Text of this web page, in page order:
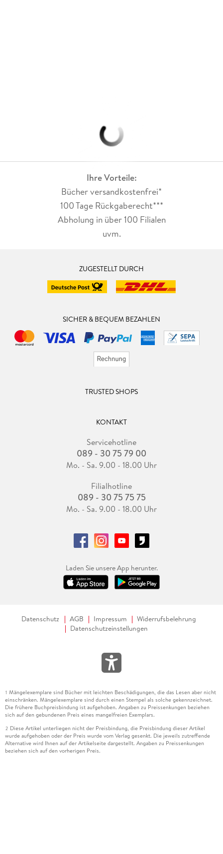
Ihre Vorteile:
Bücher versandkostenfrei*
100 Tage Rückgaberecht***
Abholung in über 100 Filialen
uvm.
ZUGESTELLT DURCH
SICHER & BEQUEM BEZAHLEN
TRUSTED SHOPS
KONTAKT
Servicehotline
089 - 30 75 79 00
Mo. - Sa. 9.00 - 18.00 Uhr
Filialhotline
089 - 30 75 75 75
Mo. - Sa. 9.00 - 18.00 Uhr
Laden Sie unsere App herunter.
Datenschutz AGB Impressum
Widerrufsbelehrung
Datenschutzeinstellungen
1 Mängelexemplare sind Bücher mit leichten Beschädigungen, die das Lesen aber nicht
einschränken. Mängelexemplare sind durch einen Stempel als solche gekennzeichnet.
Die frühere Buchpreisbindung ist aufgehoben. Angaben zu Preissenkungen beziehen
sich auf den gebundenen Preis eines mangelfreien Exemplars.
2 Diese Artikel unterliegen nicht der Preisbindung, die Preisbindung dieser Artikel
wurde aufgehoben oder der Preis wurde vom Verlag gesenkt. Die jeweils zutreffende
Alternative wird Ihnen auf der Artikelseite dargestellt. Angaben zu Preissenkungen
beziehen sich auf den vorherigen Preis.